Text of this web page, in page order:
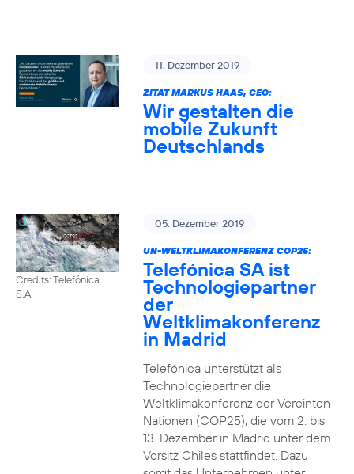
11. Dezember 2019
ZITAT MARKUS HAAS, CEO:
Wir gestalten die
mobile Zukunft
Deutschlands
Credits: Telefónica
S.A.
05. Dezember 2019
UN-WELTKLIMAKONFERENZ COP25:
Telefónica SA ist
Technologiepartner
der
Weltklimakonferenz
in Madrid
Telefónica unterstützt als
Technologiepartner die
Weltklimakonferenz der Vereinten
Nationen (COP25), die vom 2. bis
13. Dezember in Madrid unter dem
Vorsitz Chiles stattfindet. Dazu